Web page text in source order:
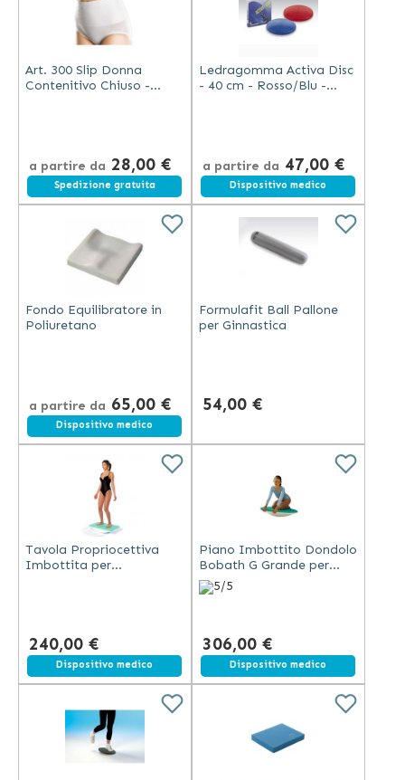
Art. 300 Slip Donna
Contenitivo Chiuso -
a partire da 28,00 €
Spedizione gratuita
Ledragomma Activa Disc
- 40 cm - Rosso/Blu -
a partire da 47,00 €
Dispositivo medico
Fondo Equilibratore in
Poliuretano
a partire da 65,00 €
Dispositivo medico
Formulafit Ball Pallone
per Ginnastica
54,00 €
Tavola Propriocettiva
Imbottita per
240,00 €
Spedizione gratuita
Dispositivo medico
Piano Imbottito Dondolo
Bobath G Grande per
Riabilitazione
5/5
306,00 €
Spedizione gratuita
Dispositivo medico